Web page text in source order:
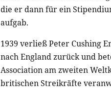
die er dann für ein
aufgab.
1939 verließ Peter Cushing
nach England zurück und
Association am zweiten
britischen Streikräfte